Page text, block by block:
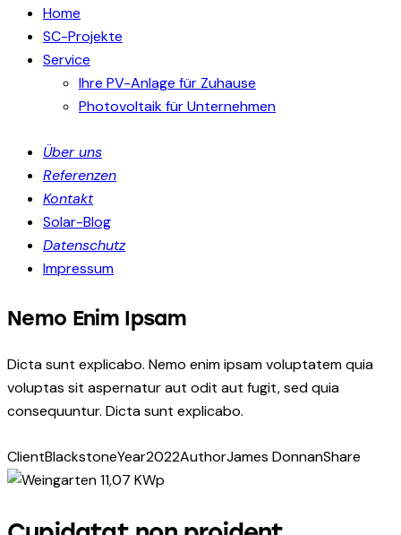
Home
SC-Projekte
Service
Ihre PV-Anlage für Zuhause
Photovoltaik für Unternehmen
Über uns
Referenzen
Kontakt
Solar-Blog
Datenschutz
Impressum
Nemo Enim Ipsam
Dicta sunt explicabo. Nemo enim ipsam voluptatem quia
voluptas sit aspernatur aut odit aut fugit, sed quia
consequuntur. Dicta sunt explicabo.
ClientBlackstoneYear2022AuthorJames DonnanShare